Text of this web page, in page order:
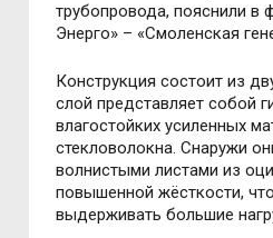
трубопровода, пояснили в
Энерго» – «Смоленская
Конструкция состоит из
слой представляет собой
влагостойких усиленных
стекловолокна. Снаружи
волнистыми листами из
повышенной жёсткости,
выдерживать большие